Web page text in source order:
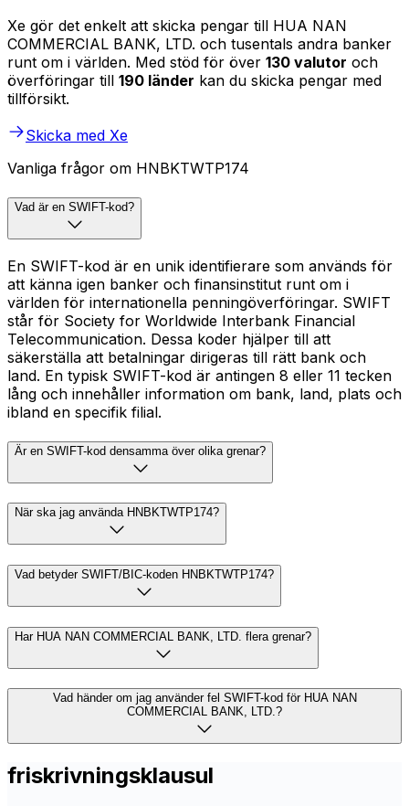
Xe gör det enkelt att skicka pengar till HUA NAN
COMMERCIAL BANK, LTD. och tusentals andra banker
runt om i världen. Med stöd för över 130 valutor och
överföringar till 190 länder kan du skicka pengar med
tillförsikt.
Skicka med Xe
Vanliga frågor om HNBKTWTP174
Vad är en SWIFT-kod?
En SWIFT-kod är en unik identifierare som används för
att känna igen banker och finansinstitut runt om i
världen för internationella penningöverföringar. SWIFT
står för Society for Worldwide Interbank Financial
Telecommunication. Dessa koder hjälper till att
säkerställa att betalningar dirigeras till rätt bank och
land. En typisk SWIFT-kod är antingen 8 eller 11 tecken
lång och innehåller information om bank, land, plats och
ibland en specifik filial.
Är en SWIFT-kod densamma över olika grenar?
När ska jag använda HNBKTWTP174?
Vad betyder SWIFT/BIC-koden HNBKTWTP174?
Har HUA NAN COMMERCIAL BANK, LTD. flera grenar?
Vad händer om jag använder fel SWIFT-kod för HUA NAN
COMMERCIAL BANK, LTD.?
friskrivningsklausul